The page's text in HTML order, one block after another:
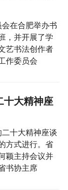
在合肥举办书
，并开展了学
艺书法创作者
作委员会
十大精神座
十大精神座谈
方式进行。省
颖主持会议并
书协主席